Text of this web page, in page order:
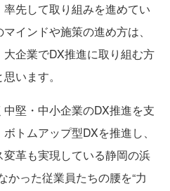
先して取り組みを進めてい
インドや施策の進め方は、
企業でDX推進に取り組む方
います。
堅・中小企業のDX推進を支
トムアップ型DXを推進し、
革も実現している静岡の浜
かった従業員たちの腰を“力